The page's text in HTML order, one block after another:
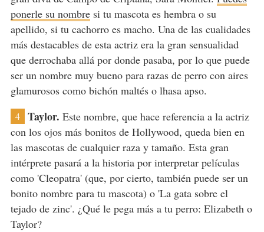
ponerle su nombresi tu mascota es hembra o su
apellido, si tu cachorro es macho. Una de las cualidades
más destacables de esta actriz era la gran sensualidad
que derrochaba allá por donde pasaba, por lo que puede
ser un nombre muy bueno para razas de perro con aires
glamurosos como bichón maltés o lhasa apso.
4 Taylor. Este nombre, que hace referencia a la actriz
con los ojos más bonitos de Hollywood, queda bien en
las mascotas de cualquier raza y tamaño. Esta gran
intérprete pasará a la historia por interpretar películas
como 'Cleopatra' (que, por cierto, también puede ser un
bonito nombre para tu mascota) o 'La gata sobre el
tejado de zinc'. ¿Qué le pega más a tu perro: Elizabeth o
Taylor?